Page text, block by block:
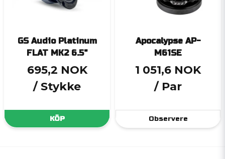
GS Audio Platinum
FLAT MK2 6.5"
695,2 NOK
/ Stykke
KÖP
Apocalypse AP-
M61SE
1 051,6 NOK
/ Par
Observere